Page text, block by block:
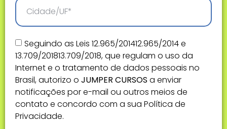
Seguindo as Leis 12.965/201412.965/2014 e
13.709/201813.709/2018, que regulam o uso da
Internet e o tratamento de dados pessoais no
Brasil, autorizo o JUMPER CURSOS a enviar
notificações por e-mail ou outros meios de
contato e concordo com a sua Política de
Privacidade.